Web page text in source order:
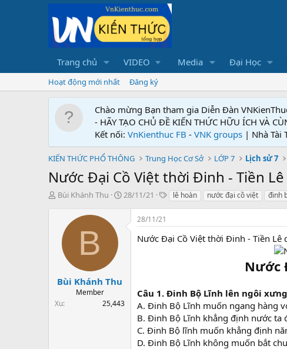
Trang chủ VIDEO Media Đại Học
Hoạt động mới nhất Đăng ký
Chào mừng Bạn tham gia Diễn Đàn
- HÃY TẠO CHỦ ĐỀ KIẾN THỨC HỮU ÍCH VÀ
Kết nối: VnKienthuc FB - VNK groups | Nhà Tài
KIẾN THỨC PHỔ THÔNG Trung Học Cơ Sở LỚP 7 Lịch sử 7
Nước Đại Cồ Việt thời Đinh - Tiền Lê
T
a
t
Bùi Khánh Thu
N
y
28/11/21
T
h
ó
lê hoàn nước đại cồ việt đinh
B
Bùi Khánh Thu
Member
Xu
25,443
28/11/21
Nước Đại Cồ Việt thời Đinh - Tiền
Nước
Câu 1. Đinh Bộ Lĩnh lên ngôi
A. Đinh Bộ Lĩnh muốn ngang hàng
B. Đinh Bộ Lĩnh khẳng định nước ta
C. Đinh Bộ lĩnh muốn khẳng định
D. Đinh Bộ Lĩnh không muốn bắt